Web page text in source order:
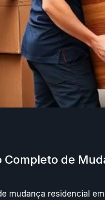
Completo de
mudança residencial